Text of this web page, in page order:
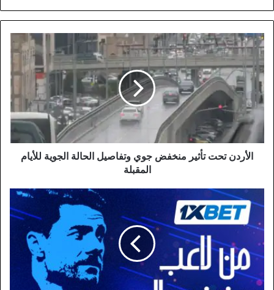
الأردن
تحت
تأثير
منخفض
جوي
وتفاصيل
الحالة
الجوية
للأيام
المقبلةالأردن تحت تأثير منخفض جوي وتفاصيل الحالة الجوية للأيام
المقبلة
تشابي
ألونسو:
النجم
الاستثنائي
من
الملاعب
إلى